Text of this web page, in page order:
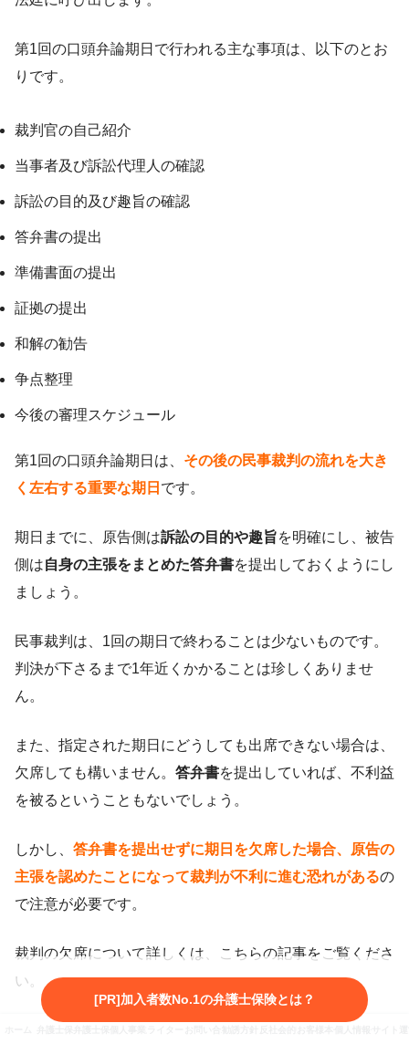
第1回の口頭弁論期日で行われる主な事項は、以下のとお
りです。
裁判官の自己紹介
当事者及び訴訟代理人の確認
訴訟の目的及び趣旨の確認
答弁書の提出
準備書面の提出
証拠の提出
和解の勧告
争点整理
今後の審理スケジュール
第1回の口頭弁論期日は、 その後の民事裁判の流れを大き
く左右する重要な期日 です。
期日までに、原告側は訴訟の目的や趣旨を明確にし、被告
側は自身の主張をまとめた答弁書を提出しておくようにし
ましょう。
民事裁判は、1回の期日で終わることは少ないものです。
判決が下さるまで1年近くかかることは珍しくありませ
ん。
また、指定された期日にどうしても出席できない場合は、
欠席しても構いません。 答弁書を提出していれば、不利益
を被るということもないでしょう。
しかし、 答弁書を提出せずに期日を欠席した場合、原告の
主張を認めたことになって裁判が不利に進む恐れがあるの
で注意が必要です。
裁判の欠席について詳しくは、こちらの記事をご覧くださ
い。
[PR]加入者数No.1の弁護士保険とは？